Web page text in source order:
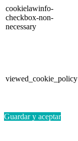
cookielawinfo-
checkbox-non-
necessary
viewed_cookie_policy
Guardar y aceptar